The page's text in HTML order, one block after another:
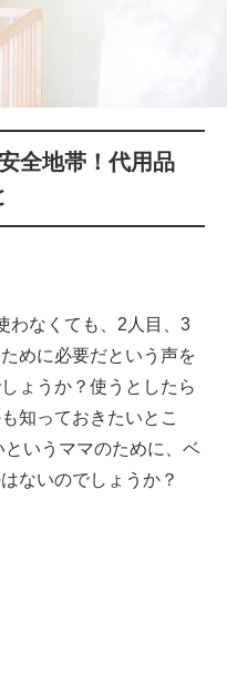
全地帯！代用品
わなくても、2人目、3
めに必要だという声を
ょうか？使うとしたら
知っておきたいとこ
いうママのために、ベ
ないのでしょうか？